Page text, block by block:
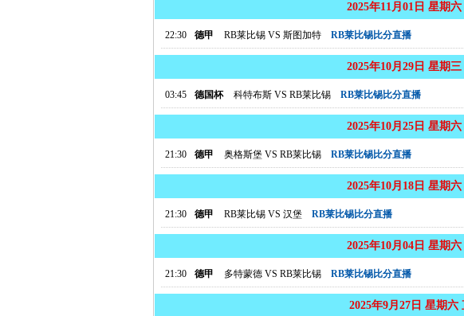
2025年11月01日 星期
22:30 德甲 RB莱比锡 VS 斯图加特 RB莱比锡比分直播
2025年10月29日 星期
03:45 德国杯 科特布斯 VS RB莱比锡 RB莱比锡比分直播
2025年10月25日 星期
21:30 德甲 奥格斯堡 VS RB莱比锡 RB莱比锡比分直播
2025年10月18日 星期
21:30 德甲 RB莱比锡 VS 汉堡 RB莱比锡比分直播
2025年10月04日 星期
21:30 德甲 多特蒙德 VS RB莱比锡 RB莱比锡比分直播
2025年9月27日 星期六